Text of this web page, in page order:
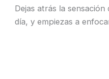
Dejas atrás la
día, y empiezas a